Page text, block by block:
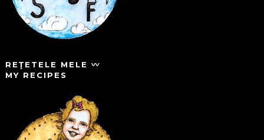
REŢETELE MELE 〰️
MY RECIPES